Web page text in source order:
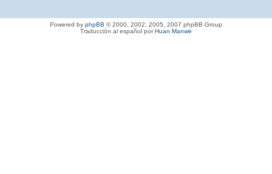
Powered by phpBB © 2000, 2002, 2005, 2007 phpBB Group
Traducción al español porHuan Manwë